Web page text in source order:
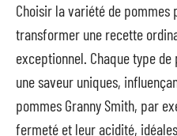
Choisir la variété de
transformer une recette
exceptionnel. Chaque type
une saveur uniques,
pommes Granny Smith, par
fermeté et leur acidité,